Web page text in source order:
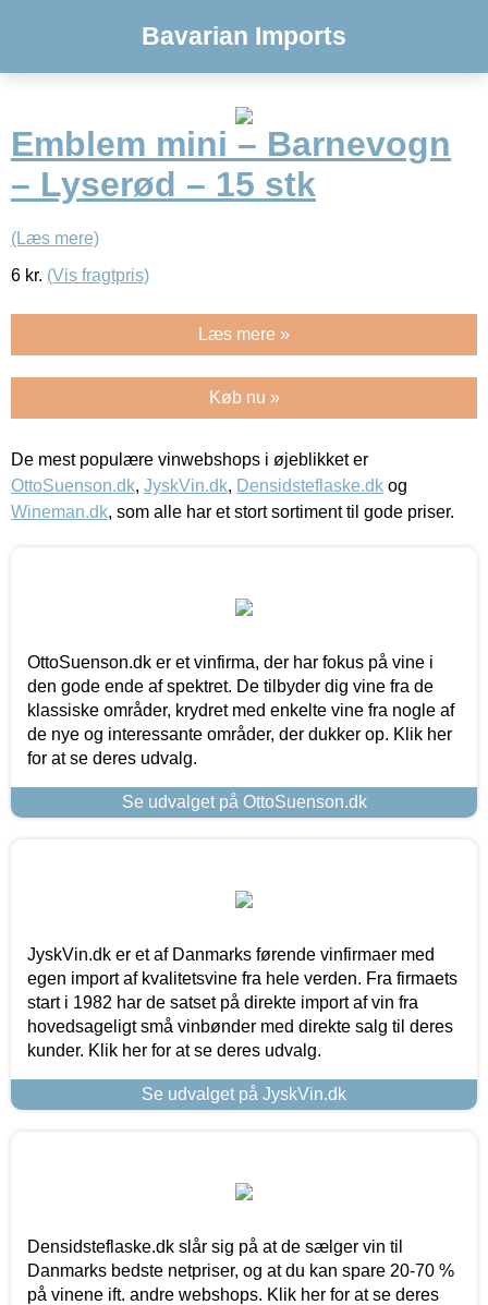
Bavarian Imports
Emblem mini – Barnevogn
– Lyserød – 15 stk
(Læs mere)
6 kr. (Vis fragtpris)
Læs mere »
Køb nu »
De mest populære vinwebshops i øjeblikket er
OttoSuenson.dk, JyskVin.dk, Densidsteflaske.dk og
Wineman.dk, som alle har et stort sortiment til gode priser.
OttoSuenson.dk er et vinfirma, der har fokus på vine i
den gode ende af spektret. De tilbyder dig vine fra de
klassiske områder, krydret med enkelte vine fra nogle af
de nye og interessante områder, der dukker op. Klik her
for at se deres udvalg.
Se udvalget på OttoSuenson.dk
JyskVin.dk er et af Danmarks førende vinfirmaer med
egen import af kvalitetsvine fra hele verden. Fra firmaets
start i 1982 har de satset på direkte import af vin fra
hovedsageligt små vinbønder med direkte salg til deres
kunder. Klik her for at se deres udvalg.
Se udvalget på JyskVin.dk
Densidsteflaske.dk slår sig på at de sælger vin til
Danmarks bedste netpriser, og at du kan spare 20-70 %
på vinene ift. andre webshops. Klik her for at se deres